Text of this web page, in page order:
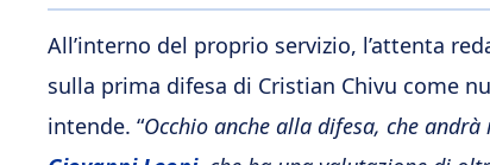
All’interno del proprio servizio, l’attenta
sulla prima difesa di Cristian Chivu come
intende. “Occhio anche alla difesa, che